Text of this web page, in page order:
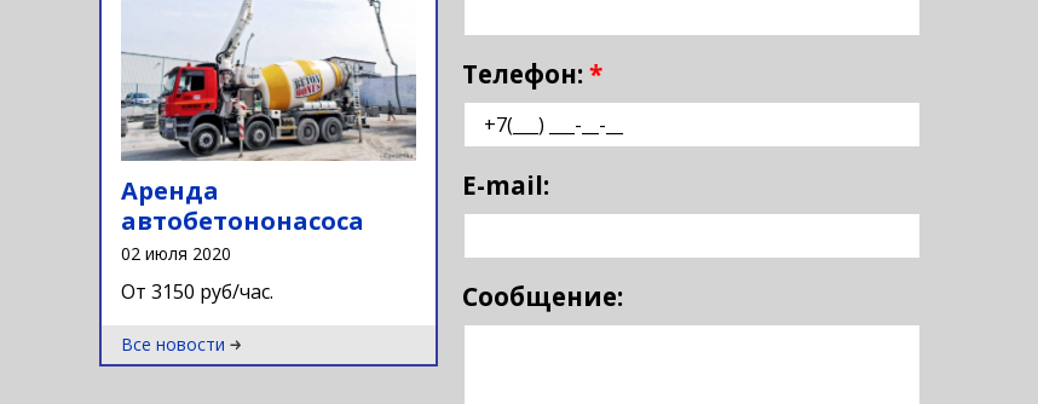
Аренда
автобетононасоса
02 июля 2020
От 3150 руб/час.
Все новости
Телефон:*
E-mail:
Сообщение: